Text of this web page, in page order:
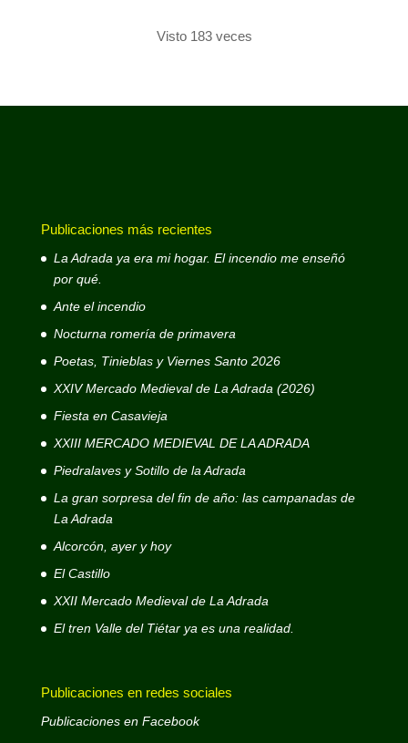
Visto 183 veces
Publicaciones más recientes
La Adrada ya era mi hogar. El incendio me enseñó
por qué.
Ante el incendio
Nocturna romería de primavera
Poetas, Tinieblas y Viernes Santo 2026
XXIV Mercado Medieval de La Adrada (2026)
Fiesta en Casavieja
XXIII MERCADO MEDIEVAL DE LA ADRADA
Piedralaves y Sotillo de la Adrada
La gran sorpresa del fin de año: las campanadas de
La Adrada
Alcorcón, ayer y hoy
El Castillo
XXII Mercado Medieval de La Adrada
El tren Valle del Tiétar ya es una realidad.
Publicaciones en redes sociales
Publicaciones en Facebook